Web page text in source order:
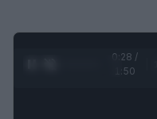
0:28 /
1:50